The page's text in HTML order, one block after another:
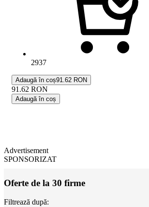
2937
Adaugă în coș91.62 RON
91.62 RON
Adaugă în coș
Advertisement
SPONSORIZAT
Oferte de la 30 firme
Filtrează după: